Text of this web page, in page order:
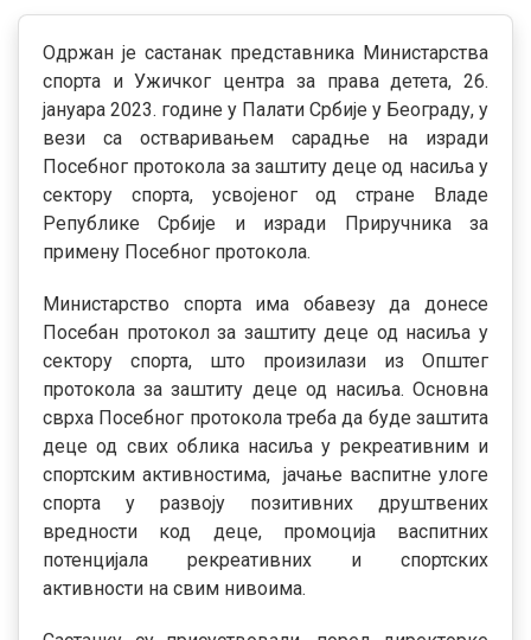
Одржан је састанак представника Министарства
спорта и Ужичког центра за права детета, 26.
јануара 2023. године у Палати Србије у Београду, у
вези са остваривањем сарадње на изради
Посебног протокола за заштиту деце од насиља у
сектору спорта, усвојеног од стране Владе
Републике Србије и изради Приручника за
примену Посебног протокола.
Министарство спорта има обавезу да донесе
Посебан протокол за заштиту деце од насиља у
сектору спорта, што произилази из Општег
протокола за заштиту деце од насиља. Основна
сврха Посебног протокола треба да буде заштита
деце од свих облика насиља у рекреативним и
спортским активностима, јачање васпитне улоге
спорта у развоју позитивних друштвених
вредности код деце, промоција васпитних
потенцијала рекреативних и спортских
активности на свим нивоима.